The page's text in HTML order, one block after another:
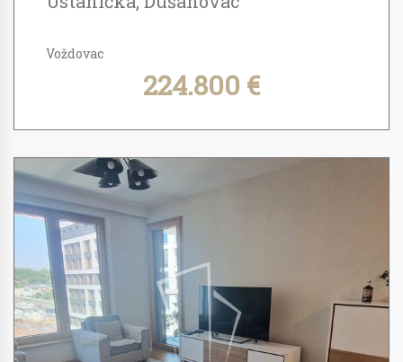
Voždovac
224.800 €